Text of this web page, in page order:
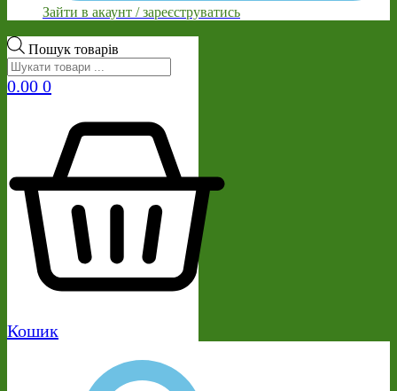
Зайти в акаунт / зареєструватись
Пошук товарів
0.00 0
Кошик